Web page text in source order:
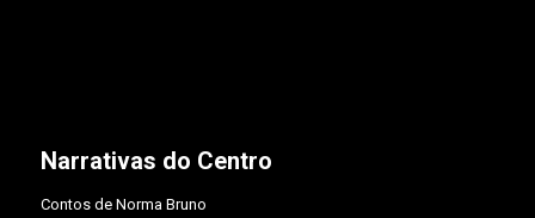
Narrativas do Centro
Contos de Norma Bruno